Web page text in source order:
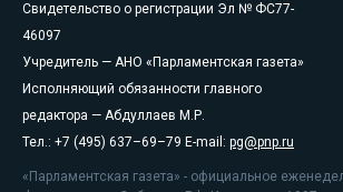
Свидетельство о регистрации Эл № ФС77-
46097
Учредитель — АНО «Парламентская газета»
Исполняющий обязанности главного
редактора — Абдуллаев М.Р.
Тел.: +7 (495) 637–69–79 E-mail: pg@pnp.ru
«Парламентская газета» - официальное